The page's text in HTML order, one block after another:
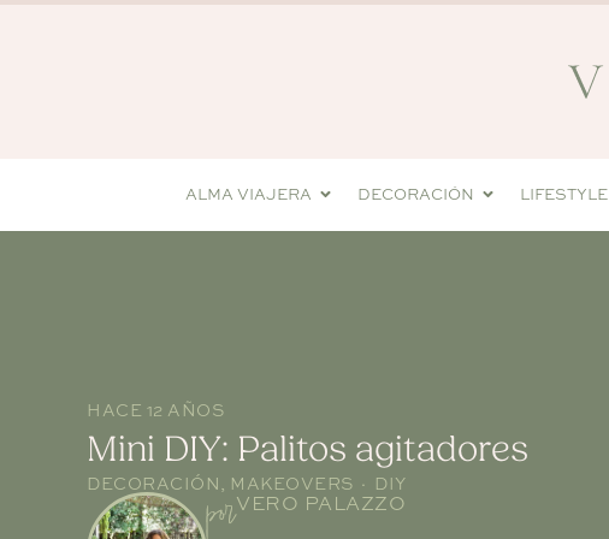
ALMA VIAJERA DECORACIÓN LIFESTYLE
HACE 12 AÑOS
Mini DIY: Palitos agitadores
DECORACIÓN, MAKEOVERS · DIY
porVERO PALAZZO